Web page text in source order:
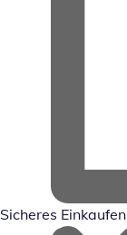
Sicheres Einkaufen